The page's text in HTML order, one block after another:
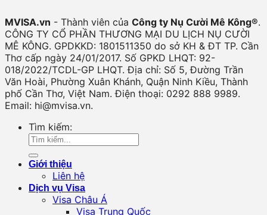
MVISA.vn - Thành viên của Công ty Nụ Cười Mê Kông®.
CÔNG TY CỔ PHẦN THƯƠNG MẠI DU LỊCH NỤ CƯỜI
MÊ KÔNG. GPDKKD: 1801511350 do sở KH & ĐT TP. Cần
Thơ cấp ngày 24/01/2017. Số GPKD LHQT: 92-
018/2022/TCDL-GP LHQT. Địa chỉ: Số 5, Đường Trần
Văn Hoài, Phường Xuân Khánh, Quận Ninh Kiều, Thành
phố Cần Thơ, Việt Nam. Điện thoại: 0292 888 9989.
Email: hi@mvisa.vn.
Tìm kiếm:
Giới thiệu
Liên hệ
Dịch vụ Visa
Visa Châu Á
Visa Trung Quốc